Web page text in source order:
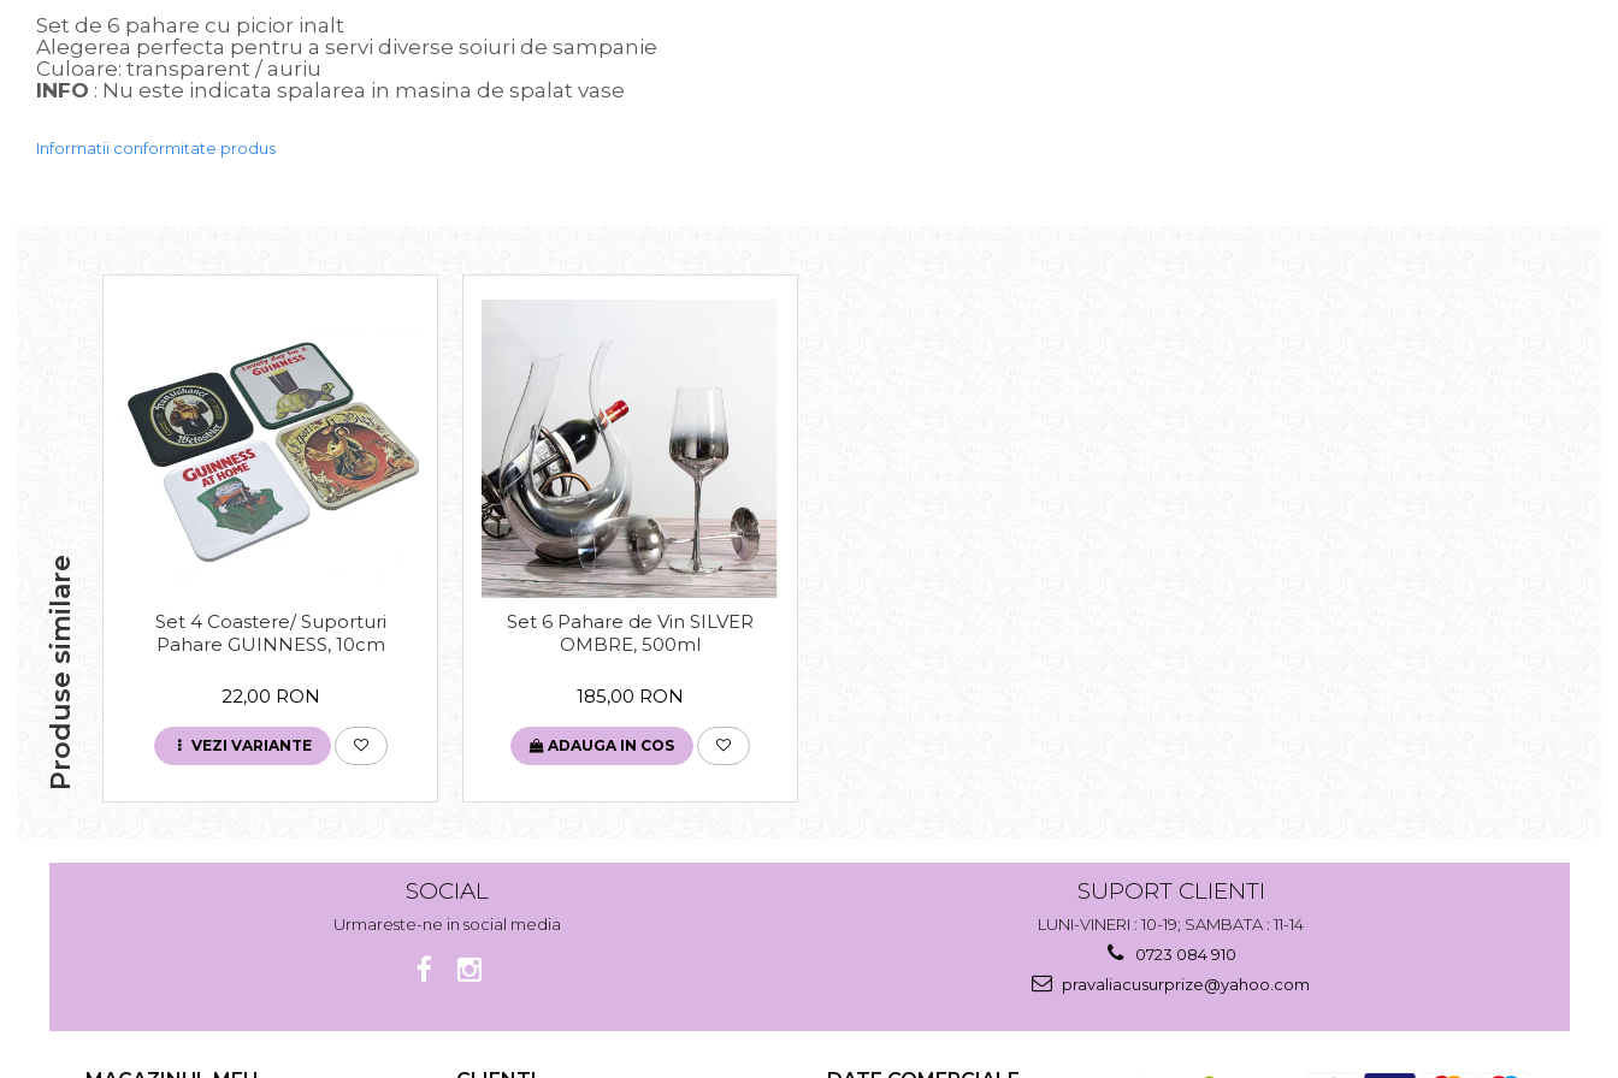
Sweet Wonderland
Crengute Decorative
Decoratiuni Muzicale
Coronite & Ghirlande
Set de 6 pahare cu picior inalt
Alegerea perfecta pentru a servi diverse soiuri de sampanie
Culoare: transparent / auriu
INFO : Nu este indicata spalarea in masina de spalat vase
Informatii conformitate produs
Produse similare
Set 4 Coastere/ Suporturi
Pahare GUINNESS, 10cm
22,00 RON
VEZI VARIANTE
Set 6 Pahare de Vin SILVER
OMBRE, 500ml
185,00 RON
ADAUGA IN COS
SOCIAL
Urmareste-ne in social media
SUPORT CLIENTI
LUNI-VINERI : 10-19; SAMBATA : 11-14
0723 084 910
pravaliacusurprize@yahoo.com